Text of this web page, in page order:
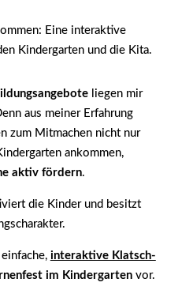
Eine interaktive
Kindergarten und die Kita.
liegen mir
aus meiner Erfahrung
zum Mitmachen nicht nur
ankommen,
aktiv fördern.
die Kinder und besitzt
interaktive Klatsch-
im Kindergartenvor.